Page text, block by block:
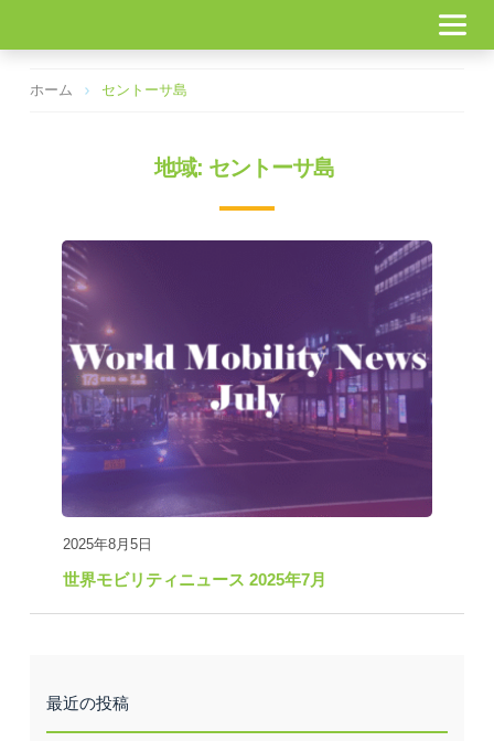
テ
ホーム セントーサ島
地域: セントーサ島
2025年8月5日
世界モビリティニュース 2025年7月
最近の投稿